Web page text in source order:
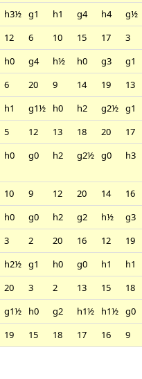
h3½ g1 h1 g4 h4
g½
12
6 10 15 17
3
h0 g4 h½ h0 g3
g1
6
20 9 14 19
13
h1 g1½ h0 h2 g2½ g1
5
12 13 18 20
17
h0 g0 h2 g2½ g0 h3
10 9 12 20 14
16
h0 g0 h2 g2 h½
g3
3
2 20 16 12
19
h2½ g1 h0 g0 h1
h1
20
3 2 13 15
18
g1½ h0 g2 h1½ h1½ g0
19
15 18 17 16 9